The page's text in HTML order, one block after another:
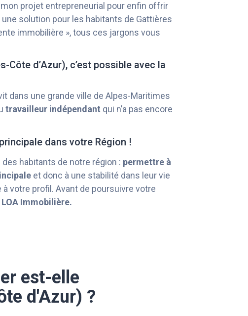
projet entrepreneurial pour enfin offrir
solution pour les habitants de Gattières
immobilière », tous ces jargons vous
d’Azur), c’est possible avec la
dans une grande ville de Alpes-Maritimes
travailleur indépendant qui n’a pas encore
dans votre Région !
habitants de notre région : permettre à
et donc à une stabilité dans leur vie
votre profil. Avant de poursuivre votre
Immobilière.
est-elle
d'Azur) ?